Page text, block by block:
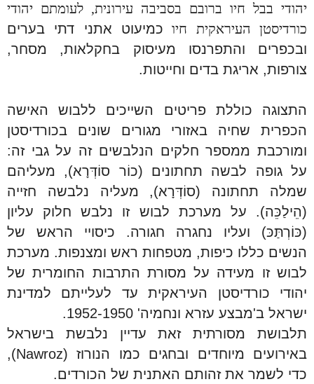
יהודי בבל חיו ברובם בסביבה עירונית, לעומתם יהודי
כורדיסטן העיראקית חיו כמיעוט אתני דתי בערים
ובכפרים והתפרנסו מעיסוק בחקלאות, מסחר,
צורפות, אריגת בדים וחייטות.
התצוגה כוללת פריטים השייכים ללבוש האישה
הכפרית שחיה באזורי מגורים שונים בכורדיסטן
ומורכבת ממספר חלקים הנלבשים זה על גבי זה:
על גופה לבשה תחתונים (כוֹר סוֹדְּרָא), מעליהם
שמלה תחתונה (סוֹדְּרָא), מעליה נלבשה חזייה
(הֵילַכֵּה). על מערכת לבוש זו נלבש חלוק עליון
(כּוֹרְתַּכּ) ועליו נחגרה חגורה. כיסויי הראש של
הנשים כללו כיפות, מטפחות ראש ומצנפות. מערכת
לבוש זו מעידה על מסורת התרבות החומרית של
יהודי כורדיסטן העיראקית עד לעלייתם למדינת
ישראל ב'מבצע עזרא ונחמיה' 1952-1950.
תלבושת מסורתית זאת עדיין נלבשת בישראל
באירועים מיוחדים ובחגים כמו הנורוז (Nawroz
),
כדי לשמר את זהותם האתנית של הכורדים.